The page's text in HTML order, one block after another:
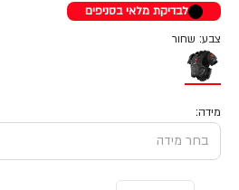
לבדיקת מלאי בסניפים
צבע: שחור
מידה: